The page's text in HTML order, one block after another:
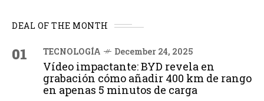
DEAL OF THE MONTH
01 TECNOLOGÍA December 24, 2025
Vídeo impactante: BYD revela en
grabación cómo añadir 400 km de rango
en apenas 5 minutos de carga